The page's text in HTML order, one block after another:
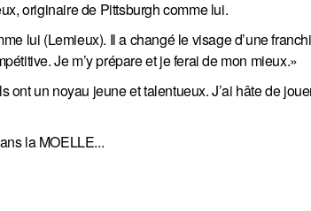
originaire de Pittsburgh comme lui.
lui (Lemieux). Il a changé le visage d’une
Je m’y prépare et je ferai de mon mieux.»
ont un noyau jeune et talentueux. J’ai hâte de
la MOELLE...